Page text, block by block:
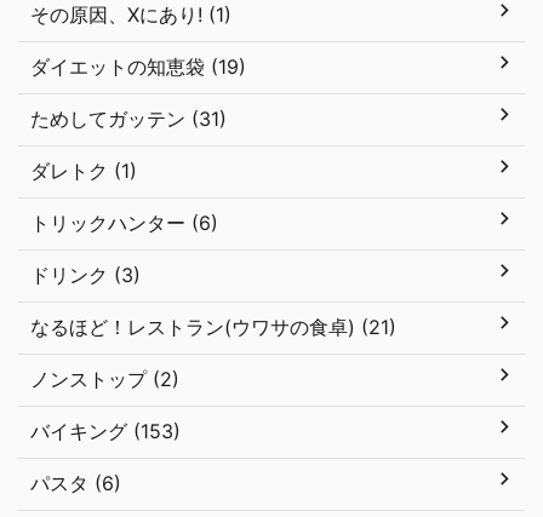
その原因、Xにあり! (1)
ダイエットの知恵袋 (19)
ためしてガッテン (31)
ダレトク (1)
トリックハンター (6)
ドリンク (3)
なるほど！レストラン(ウワサの食卓) (21)
ノンストップ (2)
バイキング (153)
パスタ (6)